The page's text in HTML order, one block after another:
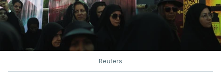
Reuters